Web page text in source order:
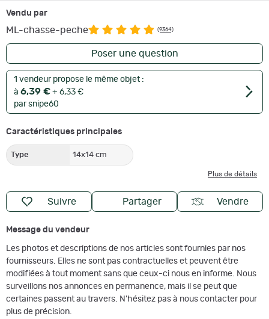
Vendu par
ML-chasse-peche (9364)
Poser une question
1 vendeur propose le même objet :
à 6,39 € + 6,33 €
par snipe60
Caractéristiques principales
Type 14x14 cm
Plus de détails
Suivre Partager Vendre
Message du vendeur
Les photos et descriptions de nos articles sont fournies par nos
fournisseurs. Elles ne sont pas contractuelles et peuvent être
modifiées à tout moment sans que ceux-ci nous en informe. Nous
surveillons nos annonces en permanence, mais il se peut que
certaines passent au travers. N'hésitez pas à nous contacter pour
plus de précision.